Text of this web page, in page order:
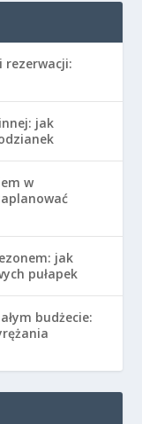
rezerwacji:
jak
w
jak
pułapek
budżecie: